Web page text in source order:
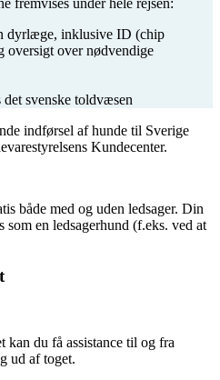
dyrlæge, inklusive ID (chip
oversigt over nødvendige
svenske toldvæsen
indførsel af hunde til Sverige
Kundecenter.
både med og uden ledsager. Din
en ledsagerhund (f.eks. ved at
kan du få assistance til og fra
ud af toget.